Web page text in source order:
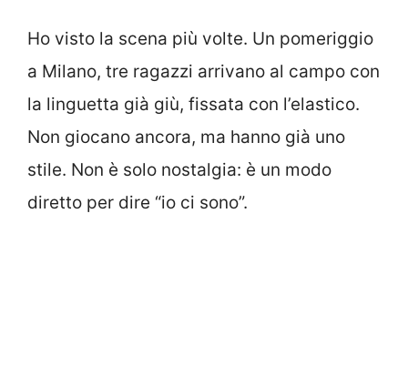
Ho visto la scena più volte. Un pomeriggio
a Milano, tre ragazzi arrivano al campo con
la linguetta già giù, fissata con l’elastico.
Non giocano ancora, ma hanno già uno
stile. Non è solo nostalgia: è un modo
diretto per dire “io ci sono”.